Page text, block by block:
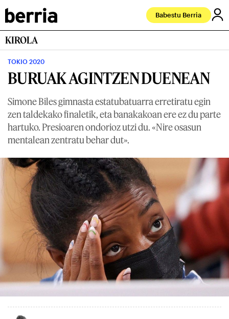
Babestu Berria
KIROLA
TOKIO 2020
BURUAK AGINTZEN DUENEAN
Simone Biles gimnasta estatubatuarra erretiratu egin
zen taldekako finaletik, eta banakakoan ere ez du parte
hartuko. Presioaren ondorioz utzi du. «Nire osasun
mentalean zentratu behar dut».